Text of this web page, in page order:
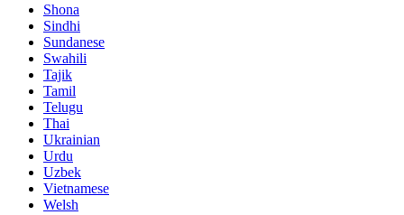
Shona
Sindhi
Sundanese
Swahili
Tajik
Tamil
Telugu
Thai
Ukrainian
Urdu
Uzbek
Vietnamese
Welsh